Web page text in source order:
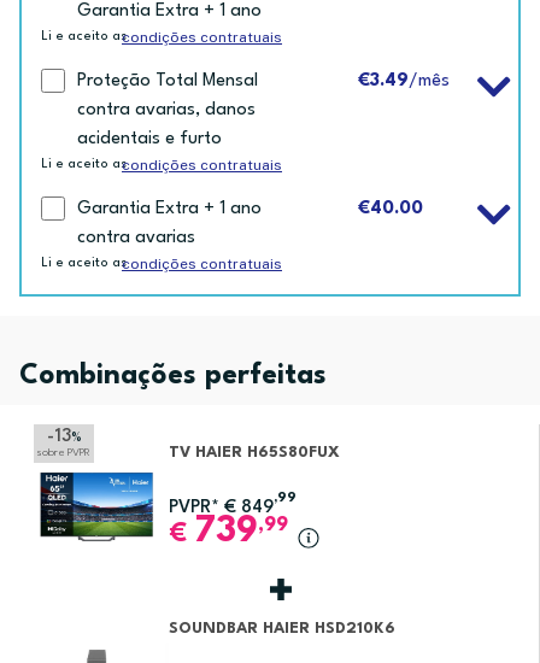
Garantia Extra + 1 ano
Li e aceito ascondições contratuais
Proteção Total Mensal
contra avarias, danos
acidentais e furto
€3.49/mês
Li e aceito ascondições contratuais
Garantia Extra + 1 ano
contra avarias
€40.00
Li e aceito ascondições contratuais
Combinações perfeitas
-13%
sobre PVPR TV HAIER H65S80FUX
PVPR* € 849
,99
€ 739,99
SOUNDBAR HAIER HSD210K6